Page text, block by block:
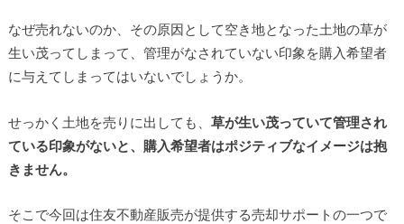
なぜ売れないのか、その原因として空き地となった土地の草が
生い茂ってしまって、管理がなされていない印象を購入希望者
に与えてしまってはいないでしょうか。
せっかく土地を売りに出しても、 草が生い茂っていて管理され
ている印象がないと、購入希望者はポジティブなイメージは抱
きません。
そこで今回は住友不動産販売が提供する売却サポートの一つで